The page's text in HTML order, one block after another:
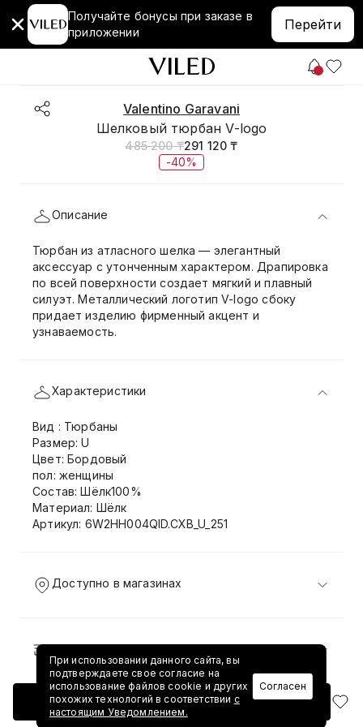
Получайте бонусы при заказе в
приложении
Перейти
Valentino Garavani
Шелковый тюрбан V-logo
485 200 ₸291 120 ₸
-40%
Добавить в корзину
Описание
Тюрбан из атласного шелка — элегантный
аксессуар с утонченным характером. Драпировка
по всей поверхности создает мягкий и плавный
силуэт. Металлический логотип V-logo сбоку
придает изделию фирменный акцент и
узнаваемость.
Характеристики
Вид : Тюрбаны
Размер: U
Цвет: Бордовый
пол: женщины
Состав: Шёлк100%
Материал: Шёлк
Артикул: 6W2HH004QID.CXB_U_251
Доступно в магазинах
Доставка и возврат
При использовании данного сайта, вы
подтверждаете свое согласие на
использование файлов cookie и других
похожих технологий в соответствии с
настоящим Уведомлением.
Согласен